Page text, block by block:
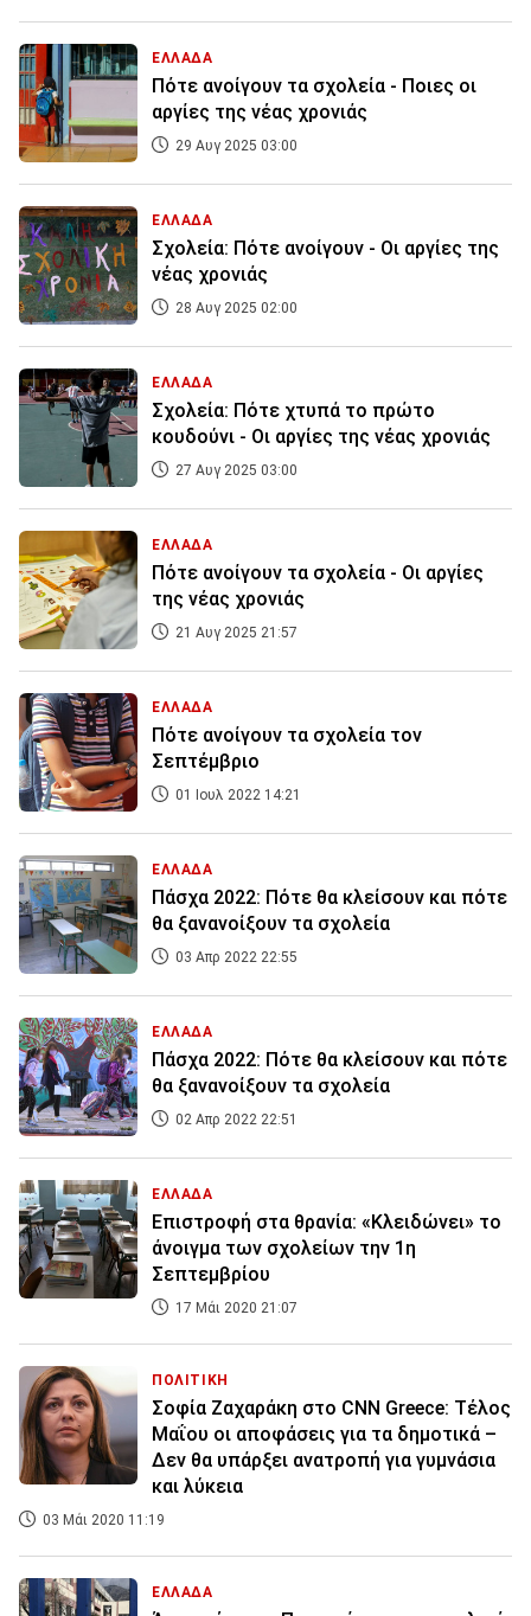
ΕΛΛΑΔΑ
Πότε ανοίγουν τα σχολεία - Ποιες οι
αργίες της νέας χρονιάς
29 Αυγ 2025 03:00
ΕΛΛΑΔΑ
Σχολεία: Πότε ανοίγουν - Οι αργίες της
νέας χρονιάς
28 Αυγ 2025 02:00
ΕΛΛΑΔΑ
Σχολεία: Πότε χτυπά το πρώτο
κουδούνι - Οι αργίες της νέας χρονιάς
27 Αυγ 2025 03:00
ΕΛΛΑΔΑ
Πότε ανοίγουν τα σχολεία - Οι αργίες
της νέας χρονιάς
21 Αυγ 2025 21:57
ΕΛΛΑΔΑ
Πότε ανοίγουν τα σχολεία τον
Σεπτέμβριο
01 Ιουλ 2022 14:21
ΕΛΛΑΔΑ
Πάσχα 2022: Πότε θα κλείσουν και πότε
θα ξανανοίξουν τα σχολεία
03 Απρ 2022 22:55
ΕΛΛΑΔΑ
Πάσχα 2022: Πότε θα κλείσουν και πότε
θα ξανανοίξουν τα σχολεία
02 Απρ 2022 22:51
ΕΛΛΑΔΑ
Επιστροφή στα θρανία: «Κλειδώνει» το
άνοιγμα των σχολείων την 1η
Σεπτεμβρίου
17 Μάι 2020 21:07
ΠΟΛΙΤΙΚΗ
Σοφία Ζαχαράκη στο CNN Greece: Τέλος
Μαΐου οι αποφάσεις για τα δημοτικά –
Δεν θα υπάρξει ανατροπή για γυμνάσια
και λύκεια
03 Μάι 2020 11:19
ΕΛΛΑΔΑ